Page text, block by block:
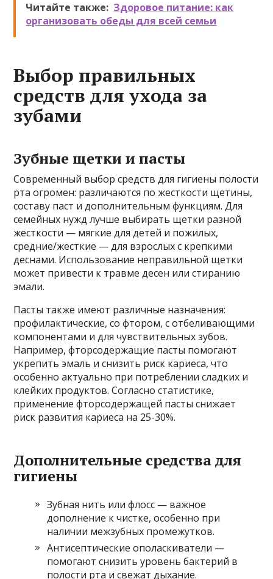
Читайте также: Здоровое питание: как
организовать обеды для всей семьи
Выбор правильных
средств для ухода за
зубами
Зубные щетки и пасты
Современный выбор средств для гигиены полости
рта огромен: различаются по жесткости щетины,
составу паст и дополнительным функциям. Для
семейных нужд лучше выбирать щетки разной
жесткости — мягкие для детей и пожилых,
средние/жесткие — для взрослых с крепкими
деснами. Использование неправильной щетки
может привести к травме десен или стиранию
эмали.
Пасты также имеют различные назначения:
профилактические, со фтором, с отбеливающими
компонентами и для чувствительных зубов.
Например, фторсодержащие пасты помогают
укрепить эмаль и снизить риск кариеса, что
особенно актуально при потреблении сладких и
клейких продуктов. Согласно статистике,
применение фторсодержащей пасты снижает
риск развития кариеса на 25-30%.
Дополнительные средства для
гигиены
Зубная нить или флосс — важное
дополнение к чистке, особенно при
наличии межзубных промежутков.
Антисептические ополаскиватели —
помогают снизить уровень бактерий в
полости рта и свежат дыхание.